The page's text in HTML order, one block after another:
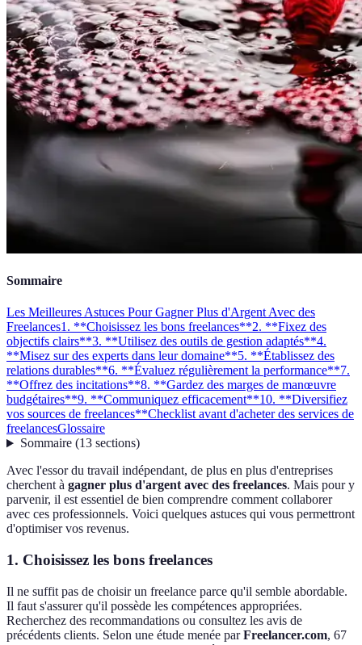
Sommaire
Les Meilleures Astuces Pour Gagner Plus d'Argent Avec des
Freelances1. **Choisissez les bons freelances**2. **Fixez des
objectifs clairs**3. **Utilisez des outils de gestion adaptés**4.
**Misez sur des experts dans leur domaine**5. **Établissez des
relations durables**6. **Évaluez régulièrement la performance**7.
**Offrez des incitations**8. **Gardez des marges de manœuvre
budgétaires**9. **Communiquez efficacement**10. **Diversifiez
vos sources de freelances**Checklist avant d'acheter des services de
freelancesGlossaire
Sommaire(13 sections)
Avec l'essor du travail indépendant, de plus en plus d'entreprises
cherchent à gagner plus d'argent avec des freelances. Mais pour y
parvenir, il est essentiel de bien comprendre comment collaborer
avec ces professionnels. Voici quelques astuces qui vous permettront
d'optimiser vos revenus.
1. Choisissez les bons freelances
Il ne suffit pas de choisir un freelance parce qu'il semble abordable.
Il faut s'assurer qu'il possède les compétences appropriées.
Recherchez des recommandations ou consultez les avis de
précédents clients. Selon une étude menée parFreelancer.com, 67